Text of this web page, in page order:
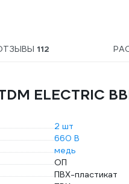
112
ELECTRIC
2 шт
660 В
медь
ОП
ПВХ-пластикат